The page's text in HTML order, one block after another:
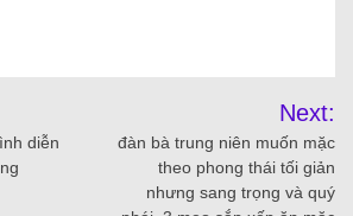
diễn
Next:
đàn bà trung niên muốn mặc
theo phong thái tối giản
nhưng sang trọng và quý